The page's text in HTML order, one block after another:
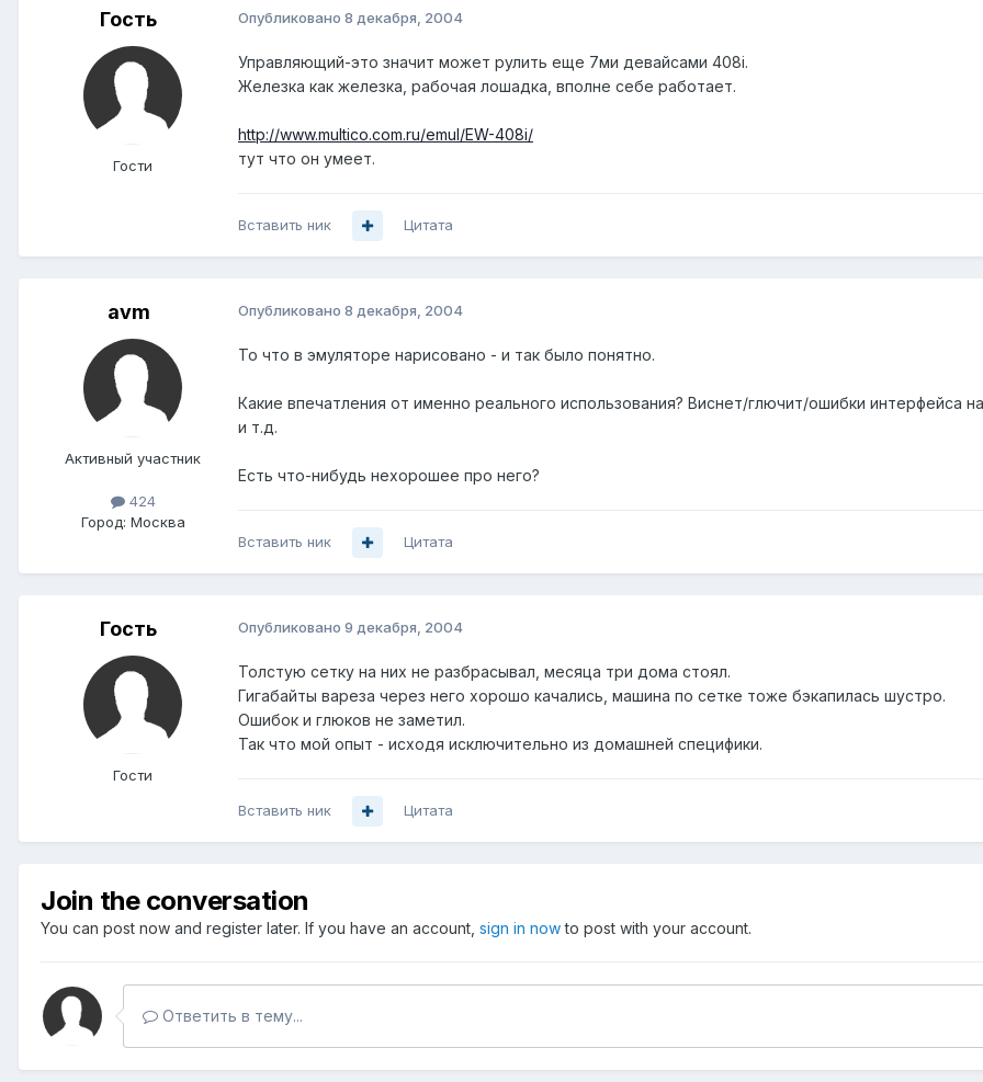
Гость
Гости
Опубликовано 8 декабря, 2004
Управляющий-это значит может рулить еще 7ми девайсами 408i.
Железка как железка, рабочая лошадка, вполне себе работает.
http://www.multico.com.ru/emul/EW-408i/
тут что он умеет.
Вставить ник Цитата
avm
Активный участник
424
Город: Москва
Опубликовано 8 декабря, 2004
То что в эмуляторе нарисовано - и так было понятно.
Какие впечатления от именно реального использования? Виснет/глючит/ошибки интерфейса
и т.д.
Есть что-нибудь нехорошее про него?
Вставить ник Цитата
Гость
Гости
Опубликовано 9 декабря, 2004
Толстую сетку на них не разбрасывал, месяца три дома стоял.
Гигабайты вареза через него хорошо качались, машина по сетке тоже бэкапилась шустро.
Ошибок и глюков не заметил.
Так что мой опыт - исходя исключительно из домашней специфики.
Вставить ник Цитата
Join the conversation
You can post now and register later. If you have an account, sign in nowto post with your account.
Ответить в тему...